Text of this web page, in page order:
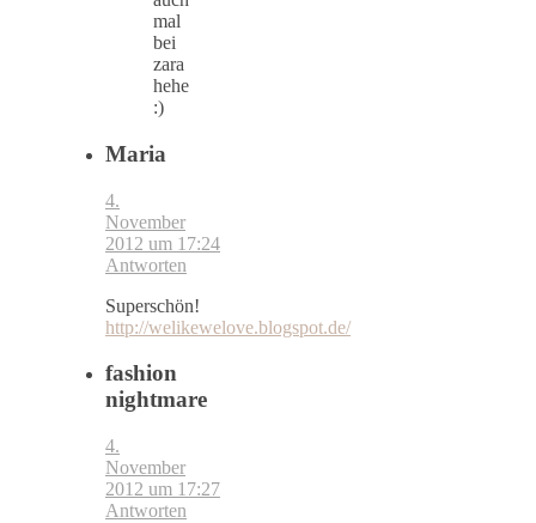
mal
bei
zara
hehe
:)
Maria
4.
November
2012 um 17:24
Antworten
Superschön!
http://welikewelove.blogspot.de/
fashion
nightmare
4.
November
2012 um 17:27
Antworten